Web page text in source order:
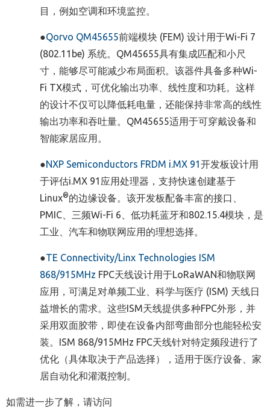
目，例如空调和环境监控。
●Qorvo QM45655前端模块 (FEM) 设计用于Wi-Fi 7
(802.11be) 系统。QM45655具有集成匹配和小尺
寸，能够尽可能减少布局面积。该器件具备多种Wi-
Fi TX模式，可优化输出功率、线性度和功耗。这样
的设计不仅可以降低耗电量，还能保持非常高的线性
输出功率和吞吐量。QM45655适用于可穿戴设备和
智能家居应用。
●NXP Semiconductors FRDM i.MX 91开发板设计用
于评估i.MX 91应用处理器，支持快速创建基于
Linux®的边缘设备。该开发板配备丰富的接口、
PMIC、三频Wi-Fi 6、低功耗蓝牙和802.15.4模块，是
工业、汽车和物联网应用的理想选择。
●TE Connectivity/Linx Technologies ISM
868/915MHz FPC天线设计用于LoRaWAN和物联网
应用，可满足对单频工业、科学与医疗 (ISM) 天线日
益增长的需求。这些ISM天线提供多种FPC外形，并
采用双面胶带，即使在设备内部弯曲部分也能轻松安
装。ISM 868/915MHz FPC天线针对特定频段进行了
优化（具体取决于产品选择），适用于医疗设备、家
居自动化和灌溉控制。
如需进一步了解，请访问